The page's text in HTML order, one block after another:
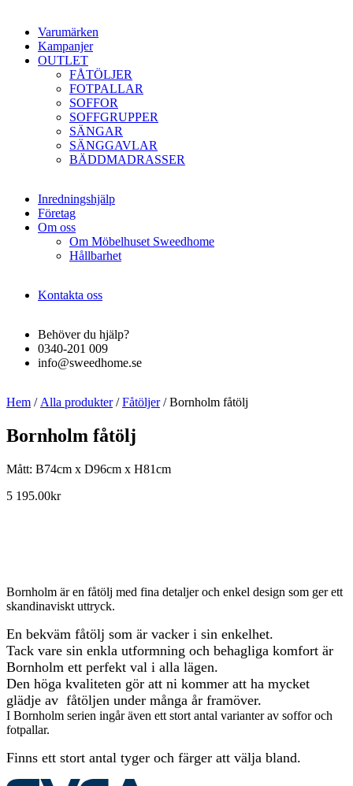
Varumärken
Kampanjer
OUTLET
FÅTÖLJER
FOTPALLAR
SOFFOR
SOFFGRUPPER
SÄNGAR
SÄNGGAVLAR
BÄDDMADRASSER
Inredningshjälp
Företag
Om oss
Om Möbelhuset Sweedhome
Hållbarhet
Kontakta oss
Behöver du hjälp?
0340-201 009
info@sweedhome.se
Hem / Alla produkter/Fåtöljer/ Bornholm fåtölj
Bornholm fåtölj
Mått: B74cm x D96cm x H81cm
5 195.00kr
Bornholm är en fåtölj med fina detaljer och enkel design som ger ett
skandinaviskt uttryck.
En bekväm fåtölj som är vacker i sin enkelhet.
Tack vare sin enkla utformning och behagliga komfort är
Bornholm ett perfekt val i alla lägen.
Den höga kvaliteten gör att ni kommer att ha mycket
glädje av fåtöljen under många år framöver.
I Bornholm serien ingår även ett stort antal varianter av soffor och
fotpallar.
Finns ett stort antal tyger och färger att välja bland.